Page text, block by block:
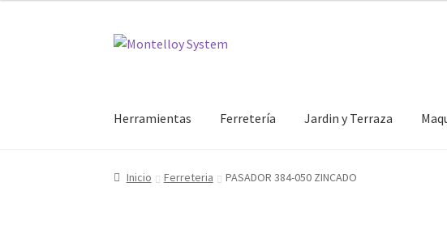
Ir
Ir
Herramientas Ferretería Jardin y Terraza
Inicio Ferreteria PASADOR 384-050 ZINCADO